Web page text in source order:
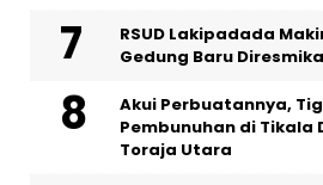
RSUD Lakipadada
Gedung Baru
Akui Perbuatannya,
Pembunuhan di Tikala
Toraja Utara